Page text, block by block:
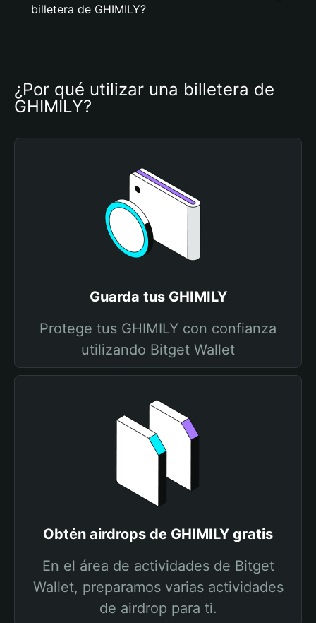
billetera de GHIMILY?
¿Por qué utilizar una billetera de
GHIMILY?
Guarda tus GHIMILY
Protege tus GHIMILY con confianza
utilizando Bitget Wallet
Obtén airdrops de GHIMILY gratis
En el área de actividades de Bitget
Wallet, preparamos varias actividades
de airdrop para ti.